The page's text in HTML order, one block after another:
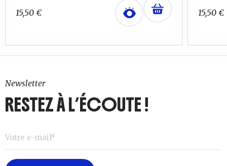
15,50 € 15,50 €
Newsletter
RESTEZ À L’ÉCOUTE !